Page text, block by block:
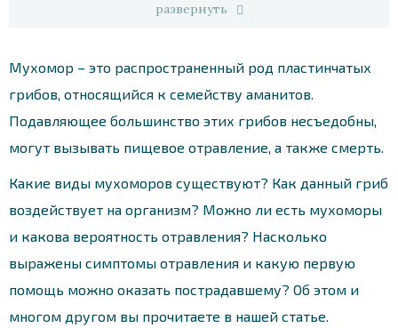
развернуть
Мухомор – это распространенный род пластинчатых
грибов, относящийся к семейству аманитов.
Подавляющее большинство этих грибов несъедобны,
могут вызывать пищевое отравление, а также смерть.
Какие виды мухоморов существуют? Как данный гриб
воздействует на организм? Можно ли есть мухоморы
и какова вероятность отравления? Насколько
выражены симптомы отравления и какую первую
помощь можно оказать пострадавшему? Об этом и
многом другом вы прочитаете в нашей статье.